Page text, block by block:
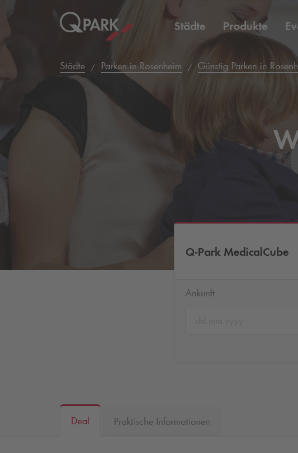
Städte Produkte
Städte Parken in Rosenheim Günstig Parken in
Q-Park MedicalCube
Ankunft
Deal Praktische Informationen